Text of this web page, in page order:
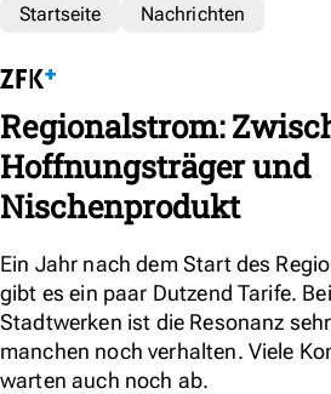
Startseite Nachrichten
Regionalstrom:
Hoffnungsträger und
Nischenprodukt
Ein Jahr nach dem Start des
gibt es ein paar Dutzend Tarife.
Stadtwerken ist die Resonanz
manchen noch verhalten. Viele
warten auch noch ab.